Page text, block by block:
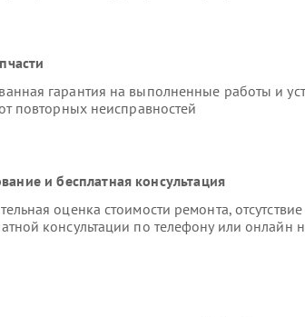
гарантия на выполненные работы и
повторных неисправностей
и бесплатная консультация
оценка стоимости ремонта,
консультации по телефону или онлайн